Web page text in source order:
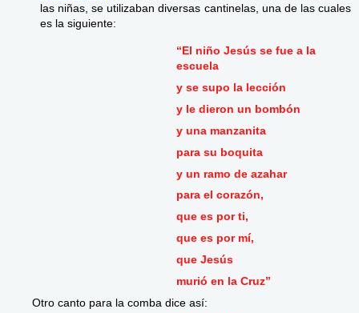
las niñas, se utilizaban diversas cantinelas, una de las cuales
es la siguiente:
“El niño Jesús se fue a la
escuela
y se supo la lección
y le dieron un bombón
y una manzanita
para su boquita
y un ramo de azahar
para el corazón,
que es por ti,
que es por mí,
que Jesús
murió en la Cruz”
Otro canto para la comba dice así: